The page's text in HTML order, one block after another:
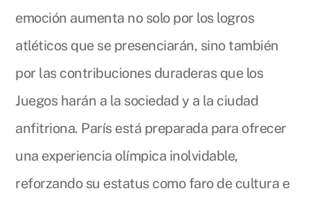
emoción aumenta no solo por los logros
atléticos que se presenciarán, sino también
por las contribuciones duraderas que los
Juegos harán a la sociedad y a la ciudad
anfitriona. París está preparada para ofrecer
una experiencia olímpica inolvidable,
reforzando su estatus como faro de cultura e